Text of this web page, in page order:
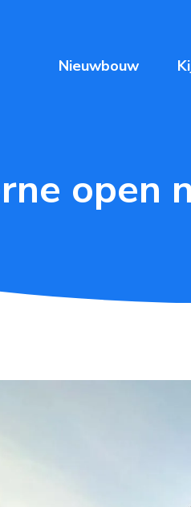
Nieuwbouw
open